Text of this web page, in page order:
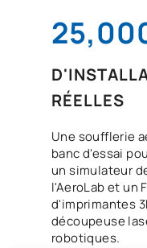
RÉELLES
Une soufflerie
banc d'essai
un simulateur
l'AeroLab et un
d'imprimantes
découpeuse
robotiques.